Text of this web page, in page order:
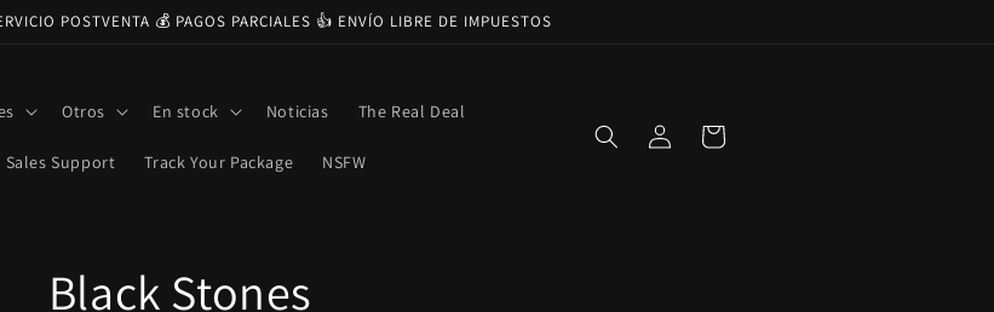
POSTVENTA 💰 PAGOS PARCIALES 👍 ENVÍO LIBRE DE IMPUESTOS
Otros En stock Noticias The Real Deal
Sales Support Track Your Package NSFW
Iniciar
sesión
Carrito
C
Black Stones